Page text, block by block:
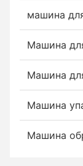
машина
Машина
Машина
Машина
Машина